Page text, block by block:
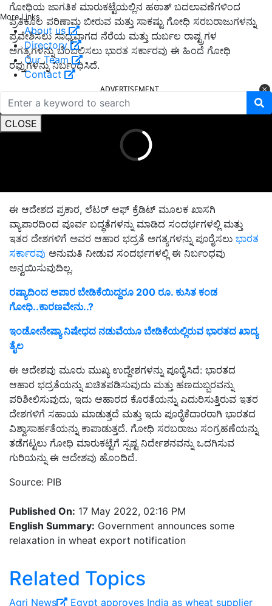
More Links
About us
Directory
Our Team
Contact
CLOSE
ಗೋಧಿಯ ಜಾಗತಿಕ ಮಾರುಕಟ್ಟೆಯಲ್ಲಿನ ಹಠಾತ್ ಬದಲಾವಣೆಗಳಿಂದ
ಪ್ರತಿಕೂಲ ಪರಿಣಾಮ ಬೀರುವ ಮತ್ತು ಸಾಕಷ್ಟು ಗೋಧಿ ಸರಬರಾಜುಗಳನ್ನು
ಪ್ರವೇಶಿಸಲು ಸಾಧ್ಯವಾಗದ ನೆರೆಯ ಮತ್ತು ದುರ್ಬಲ ರಾಷ್ಟ್ರಗಳ
ಅಗತ್ಯಗಳನ್ನು ಬೆಂಬಲಿಸಲು ಭಾರತ ಸರ್ಕಾರವು ಈ ಹಿಂದೆ ಗೋಧಿ
ರಫ್ತುಗಳನ್ನು ನಿರ್ಬಂಧಿಸಿದೆ.
ADVERTISEMENT
ಈ ಆದೇಶದ ಪ್ರಕಾರ, ಲೆಟರ್ ಆಫ್ ಕ್ರೆಡಿಟ್ ಮೂಲಕ ಖಾಸಗಿ
ವ್ಯಾಪಾರದಿಂದ ಪೂರ್ವ ಬದ್ಧತೆಗಳನ್ನು ಮಾಡಿದ ಸಂದರ್ಭಗಳಲ್ಲಿ ಮತ್ತು
ಇತರ ದೇಶಗಳಿಗೆ ಅವರ ಆಹಾರ ಭದ್ರತೆ ಅಗತ್ಯಗಳನ್ನು ಪೂರೈಸಲು ಭಾರತ
ಸರ್ಕಾರವು ಅನುಮತಿ ನೀಡುವ ಸಂದರ್ಭಗಳಲ್ಲಿ ಈ ನಿರ್ಬಂಧವು
ಅನ್ವಯಿಸುವುದಿಲ್ಲ.
ರಷ್ಯಾದಿಂದ ಅಪಾರ ಬೇಡಿಕೆಯಿದ್ದರೂ 200 ರೂ. ಕುಸಿತ ಕಂಡ
ಗೋಧಿ..ಕಾರಣವೇನು..?
ಇಂಡೋನೇಷ್ಯಾ ನಿಷೇಧದ ನಡುವೆಯೂ ಬೇಡಿಕೆಯಲ್ಲಿರುವ ಭಾರತದ ಖಾದ್ಯ
ತೈಲ
ಈ ಆದೇಶವು ಮೂರು ಮುಖ್ಯ ಉದ್ದೇಶಗಳನ್ನು ಪೂರೈಸಿದೆ: ಭಾರತದ
ಆಹಾರ ಭದ್ರತೆಯನ್ನು ಖಚಿತಪಡಿಸುವುದು ಮತ್ತು ಹಣದುಬ್ಬರವನ್ನು
ಪರಿಶೀಲಿಸುವುದು, ಇದು ಆಹಾರದ ಕೊರತೆಯನ್ನು ಎದುರಿಸುತ್ತಿರುವ ಇತರ
ದೇಶಗಳಿಗೆ ಸಹಾಯ ಮಾಡುತ್ತದೆ ಮತ್ತು ಇದು ಪೂರೈಕೆದಾರರಾಗಿ ಭಾರತದ
ವಿಶ್ವಾಸಾರ್ಹತೆಯನ್ನು ಕಾಪಾಡುತ್ತದೆ. ಗೋಧಿ ಸರಬರಾಜು ಸಂಗ್ರಹಣೆಯನ್ನು
ತಡೆಗಟ್ಟಲು ಗೋಧಿ ಮಾರುಕಟ್ಟೆಗೆ ಸ್ಪಷ್ಟ ನಿರ್ದೇಶನವನ್ನು ಒದಗಿಸುವ
ಗುರಿಯನ್ನು ಈ ಆದೇಶವು ಹೊಂದಿದೆ.
Source: PIB
Published On: 17 May 2022, 02:16 PM
English Summary: Government announces some
relaxation in wheat export notification
Related Topics
Agri News Egypt approves India as wheat supplier